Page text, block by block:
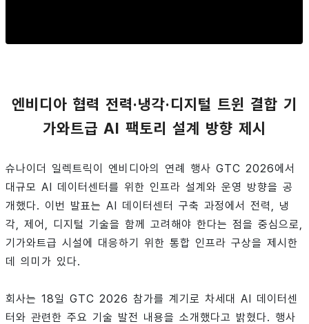
엔비디아 협력 전력·냉각·디지털 트윈 결합 기
가와트급 AI 팩토리 설계 방향 제시
슈나이더 일렉트릭이 엔비디아의 연례 행사 GTC 2026에서
대규모 AI 데이터센터를 위한 인프라 설계와 운영 방향을 공
개했다. 이번 발표는 AI 데이터센터 구축 과정에서 전력, 냉
각, 제어, 디지털 기술을 함께 고려해야 한다는 점을 중심으로,
기가와트급 시설에 대응하기 위한 통합 인프라 구상을 제시한
데 의미가 있다.
회사는 18일 GTC 2026 참가를 계기로 차세대 AI 데이터센
터와 관련한 주요 기술 발전 내용을 소개했다고 밝혔다. 행사